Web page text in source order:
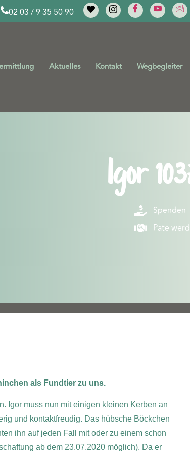
02 03 / 9 35 50 90
Aktuelles Kontakt Wegbegleiter
Igor
Spenden
Pate
als Fundtier zu uns.
Igor muss nun mit einigen kleinen Kerben an
und kontaktfreudig. Das hübsche Böckchen
ihn auf jeden Fall mit oder zu einem schon
ab dem 23.07.2020 möglich). Da er